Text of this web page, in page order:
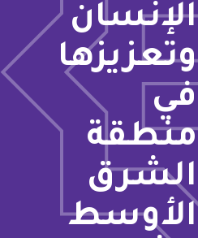
الإنسان
وتعزيزها
في
منطقة
الشرق
الأوسط